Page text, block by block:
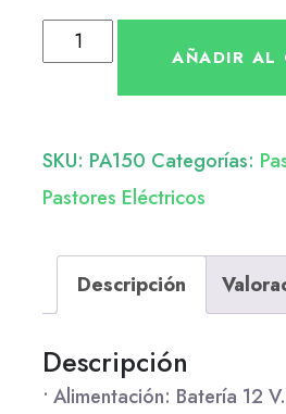
AÑADIR AL
SKU: PA150 Categorías:
Pastores Eléctricos
Descripción
Descripción
• Alimentación: Batería 12